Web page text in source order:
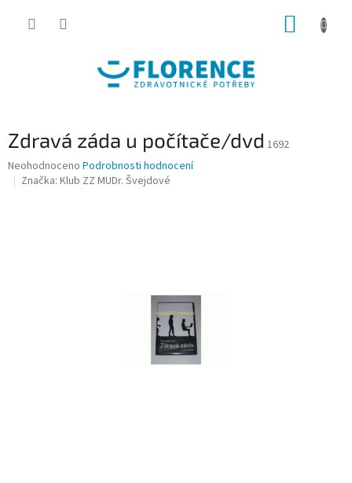
Zdravá záda u počítače/dvd 1692
Průměrné
hodnocení
Neohodnoceno Podrobnosti hodnocení
Značka: Klub ZZ MUDr. Švejdové